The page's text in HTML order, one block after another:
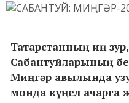
Татарстанның иң
Сабантуйларының
Миңгәр авылында
монда күңел